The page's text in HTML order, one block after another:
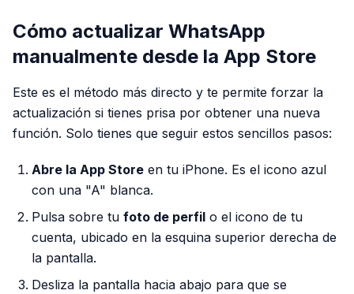
Cómo actualizar WhatsApp
manualmente desde la App Store
Este es el método más directo y te permite forzar la
actualización si tienes prisa por obtener una nueva
función. Solo tienes que seguir estos sencillos pasos:
Abre la App Store en tu iPhone. Es el icono azul
con una "A" blanca.
Pulsa sobre tu foto de perfil o el icono de tu
cuenta, ubicado en la esquina superior derecha de
la pantalla.
Desliza la pantalla hacia abajo para que se